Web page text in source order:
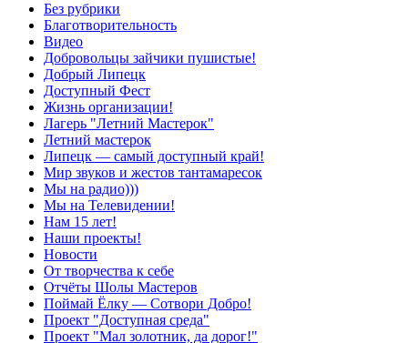
Без рубрики
Благотворительность
Видео
Добровольцы зайчики пушистые!
Добрый Липецк
Доступный Фест
Жизнь организации!
Лагерь "Летний Мастерок"
Летний мастерок
Липецк — самый доступный край!
Мир звуков и жестов тантамаресок
Мы на радио)))
Мы на Телевидении!
Нам 15 лет!
Наши проекты!
Новости
От творчества к себе
Отчёты Шолы Мастеров
Поймай Ёлку — Сотвори Добро!
Проект "Доступная среда"
Проект "Мал золотник, да дорог!"